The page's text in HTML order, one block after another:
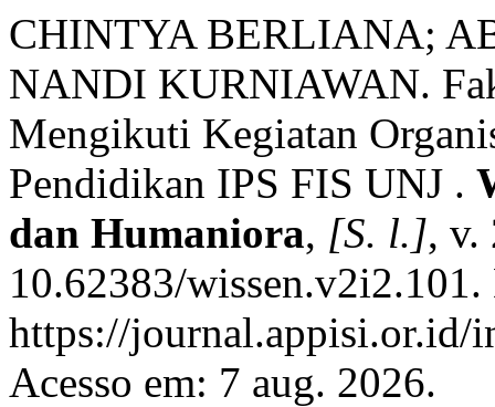
CHINTYA BERLIANA;
NANDI KURNIAWAN.
Mengikuti Kegiatan
Pendidikan IPS FIS UNJ .
dan Humaniora, [S. l.], v.
10.62383/
https://journal.appisi.or.id/
Acesso em: 7 aug. 2026.